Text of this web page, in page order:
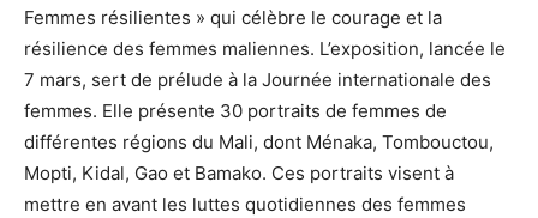
Femmes résilientes » qui célèbre le courage et la
résilience des femmes maliennes. L’exposition, lancée le
7 mars, sert de prélude à la Journée internationale des
femmes. Elle présente 30 portraits de femmes de
différentes régions du Mali, dont Ménaka, Tombouctou,
Mopti, Kidal, Gao et Bamako. Ces portraits visent à
mettre en avant les luttes quotidiennes des femmes